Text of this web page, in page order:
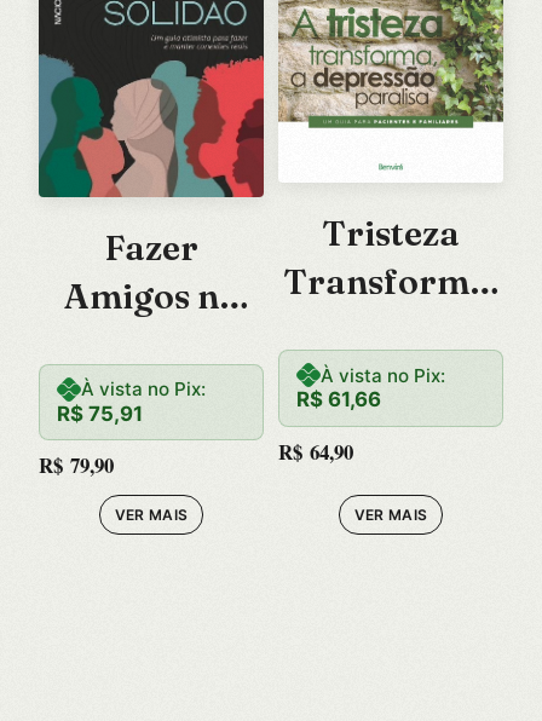
DE
Fazer
Amigos na
Solidao
À vista no Pix:
R$ 75,91
R$ 79,90
VER MAIS
Tristeza
Transforma,
Paralisa, A:
Um Guia
Pacientes e
À vista no Pix:
R$ 61,66
R$ 64,90
VER MAIS